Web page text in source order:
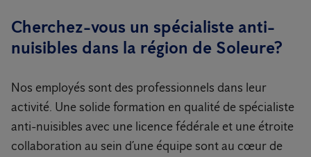
Cherchez-vous un spécialiste anti-
nuisibles dans la région de Soleure?
Nos employés sont des professionnels dans leur
activité. Une solide formation en qualité de spécialiste
anti-nuisibles avec une licence fédérale et une étroite
collaboration au sein d’une équipe sont au cœur de